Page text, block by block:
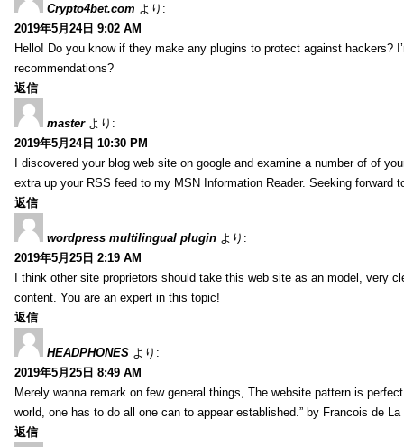
Crypto4bet.com より:
2019年5月24日 9:02 AM
Hello! Do you know if they make any plugins to protect against hackers?
recommendations?
返信
master より:
2019年5月24日 10:30 PM
I discovered your blog web site on google and examine a number of of
extra up your RSS feed to my MSN Information Reader. Seeking forward
返信
wordpress multilingual plugin より:
2019年5月25日 2:19 AM
I think other site proprietors should take this web site as an model, very
content. You are an expert in this topic!
返信
HEADPHONES より:
2019年5月25日 8:49 AM
Merely wanna remark on few general things, The website pattern is
world, one has to do all one can to appear established.” by Francois de
返信